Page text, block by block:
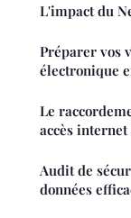
L'impact du
Préparer vos
électronique
Le
accès
Audit de
données